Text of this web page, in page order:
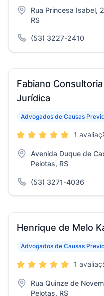
Rua Princesa Isabel,
RS
(53) 3227-2410
Fabiano
Jurídica
Advogados de Causas
1
Avenida Duque de
Pelotas, RS
(53) 3271-4036
Henrique de Melo
Advogados de Causas
1
Rua Quinze de
Pelotas, RS